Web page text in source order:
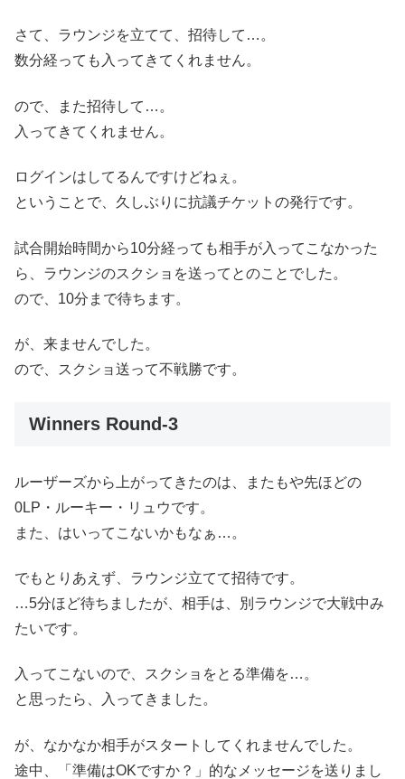
さて、ラウンジを立てて、招待して…。
数分経っても入ってきてくれません。
ので、また招待して…。
入ってきてくれません。
ログインはしてるんですけどねぇ。
ということで、久しぶりに抗議チケットの発行です。
試合開始時間から10分経っても相手が入ってこなかった
ら、ラウンジのスクショを送ってとのことでした。
ので、10分まで待ちます。
が、来ませんでした。
ので、スクショ送って不戦勝です。
Winners Round-3
ルーザーズから上がってきたのは、またもや先ほどの
0LP・ルーキー・リュウです。
また、はいってこないかもなぁ…。
でもとりあえず、ラウンジ立てて招待です。
…5分ほど待ちましたが、相手は、別ラウンジで大戦中み
たいです。
入ってこないので、スクショをとる準備を…。
と思ったら、入ってきました。
が、なかなか相手がスタートしてくれませんでした。
途中、「準備はOKですか？」的なメッセージを送りまし